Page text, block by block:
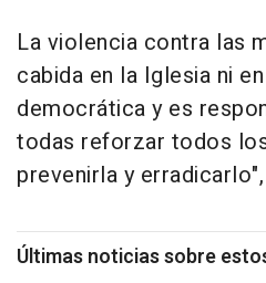
La violencia contra las
cabida en la Iglesia ni
democrática y es
todas reforzar todos
prevenirla y
Últimas noticias sobre